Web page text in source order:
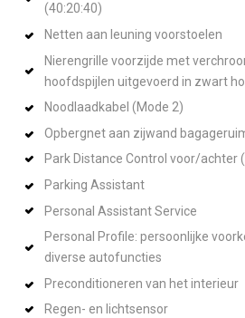
(40:20:40)
Netten aan leuning voorstoelen
Nierengrille voorzijde met
hoofdspijlen uitgevoerd in zwart
Noodlaadkabel (Mode 2)
Opbergnet aan zijwand
Park Distance Control voor/achter
Parking Assistant
Personal Assistant Service
Personal Profile: persoonlijke
diverse autofuncties
Preconditioneren van het interieur
Regen- en lichtsensor